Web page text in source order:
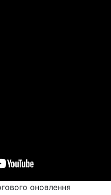
оновлення